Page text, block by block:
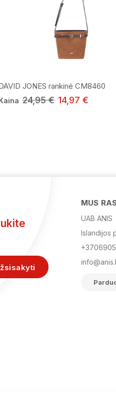
JONES rankinė CM8460
24,95 € 14,97 €
MUS
UAB ANIS
Islandijos